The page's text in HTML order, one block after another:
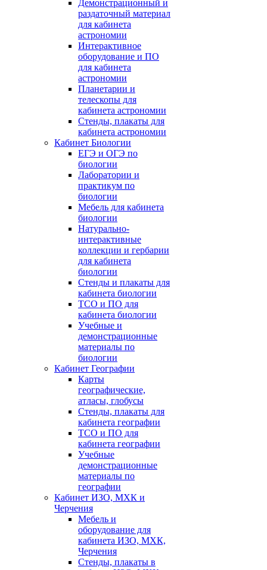
Демонстрационный и
раздаточный материал
для кабинета
астрономии
Интерактивное
оборудование и ПО
для кабинета
астрономии
Планетарии и
телескопы для
кабинета астрономии
Стенды, плакаты для
кабинета астрономии
Кабинет Биологии
ЕГЭ и ОГЭ по
биологии
Лаборатории и
практикум по
биологии
Мебель для кабинета
биологии
Натурально-
интерактивные
коллекции и гербарии
для кабинета
биологии
Стенды и плакаты для
кабинета биологии
ТСО и ПО для
кабинета биологии
Учебные и
демонстрационные
материалы по
биологии
Кабинет Географии
Карты
географические,
атласы, глобусы
Стенды, плакаты для
кабинета географии
ТСО и ПО для
кабинета географии
Учебные
демонстрационные
материалы по
географии
Кабинет ИЗО, МХК и
Черчения
Мебель и
оборудование для
кабинета ИЗО, МХК,
Черчения
Стенды, плакаты в